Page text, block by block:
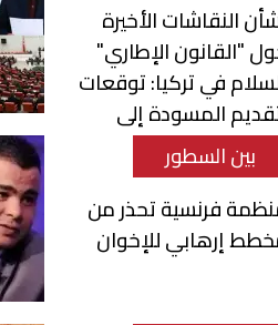
النقاشات الأخيرة
"القانون الإطاري"
في تركيا: توقعات
المسودة إلى
بين السطور
فرنسية تحذر من
إرهابي للإخوان